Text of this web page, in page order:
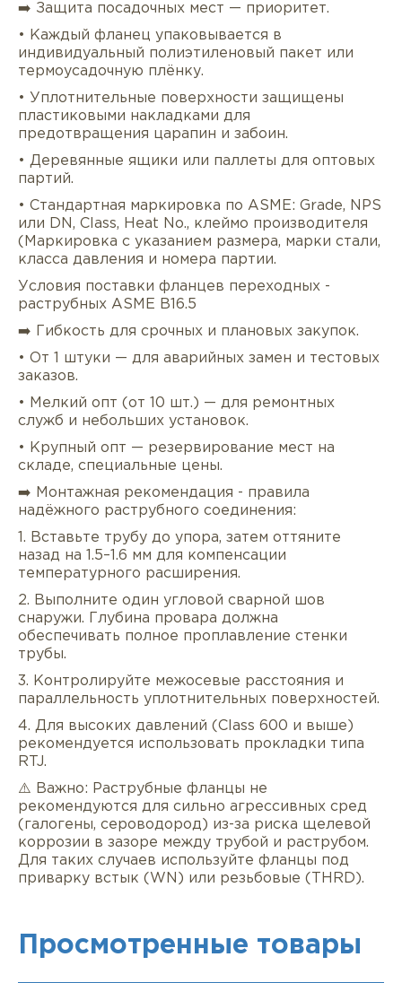
➡️ Защита посадочных мест — приоритет.
• Каждый фланец упаковывается в
индивидуальный полиэтиленовый пакет или
термоусадочную плёнку.
• Уплотнительные поверхности защищены
пластиковыми накладками для
предотвращения царапин и забоин.
• Деревянные ящики или паллеты для оптовых
партий.
• Стандартная маркировка по ASME: Grade, NPS
или DN, Class, Heat No., клеймо производителя
(Маркировка с указанием размера, марки стали,
класса давления и номера партии.
Условия поставки фланцев переходных -
раструбных ASME B16.5
➡️ Гибкость для срочных и плановых закупок.
• От 1 штуки — для аварийных замен и тестовых
заказов.
• Мелкий опт (от 10 шт.) — для ремонтных
служб и небольших установок.
• Крупный опт — резервирование мест на
складе, специальные цены.
➡️ Монтажная рекомендация - правила
надёжного раструбного соединения:
1. Вставьте трубу до упора, затем оттяните
назад на 1.5–1.6 мм для компенсации
температурного расширения.
2. Выполните один угловой сварной шов
снаружи. Глубина провара должна
обеспечивать полное проплавление стенки
трубы.
3. Контролируйте межосевые расстояния и
параллельность уплотнительных поверхностей.
4. Для высоких давлений (Class 600 и выше)
рекомендуется использовать прокладки типа
RTJ.
⚠️ Важно: Раструбные фланцы не
рекомендуются для сильно агрессивных сред
(галогены, сероводород) из-за риска щелевой
коррозии в зазоре между трубой и раструбом.
Для таких случаев используйте фланцы под
приварку встык (WN) или резьбовые (THRD).
Просмотренные товары